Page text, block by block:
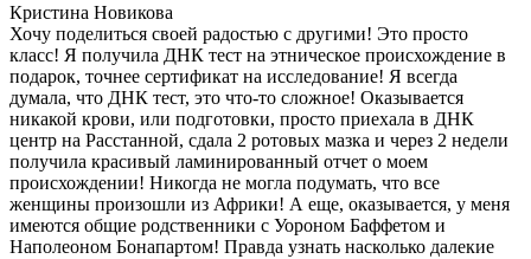
Кристина Новикова
Хочу поделиться своей радостью с другими! Это просто
класс! Я получила ДНК тест на этническое происхождение в
подарок, точнее сертификат на исследование! Я всегда
думала, что ДНК тест, это что-то сложное! Оказывается
никакой крови, или подготовки, просто приехала в ДНК
центр на Расстанной, сдала 2 ротовых мазка и через 2 недели
получила красивый ламинированный отчет о моем
происхождении! Никогда не могла подумать, что все
женщины произошли из Африки! А еще, оказывается, у меня
имеются общие родственники с Уороном Баффетом и
Наполеоном Бонапартом! Правда узнать насколько далекие